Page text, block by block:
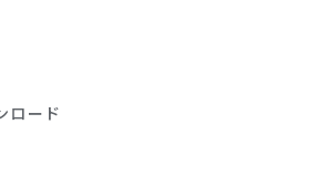
ロード